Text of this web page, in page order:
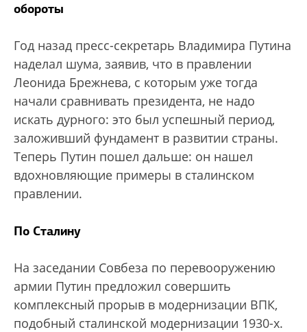
обороты
Год назад пресс-секретарь Владимира Путина
наделал шума, заявив, что в правлении
Леонида Брежнева, с которым уже тогда
начали сравнивать президента, не надо
искать дурного: это был успешный период,
заложивший фундамент в развитии страны.
Теперь Путин пошел дальше: он нашел
вдохновляющие примеры в сталинском
правлении.
По Сталину
На заседании Совбеза по перевооружению
армии Путин предложил совершить
комплексный прорыв в модернизации ВПК,
подобный сталинской модернизации 1930-х.